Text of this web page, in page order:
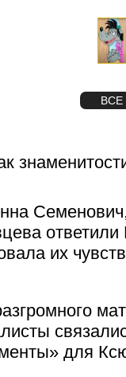
ВСЕ
ответили
их
для